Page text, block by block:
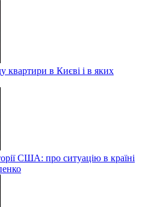
квартири в Києві і в яких
США: про ситуацію в країні